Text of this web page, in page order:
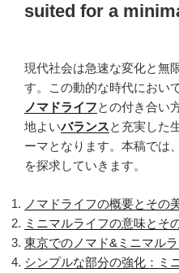
suited for a
現代社会は急速な変化と無
す。この動的な時代において
ノマドライフとの付き合い
地よいバランスと充実した
ーマとなります。本稿では
を探求していきます。
ノマドライフの概要とその
ミニマルライフの意味とそ
東京でのノマド&ミニマル
シンプルな部分の強化：ミ